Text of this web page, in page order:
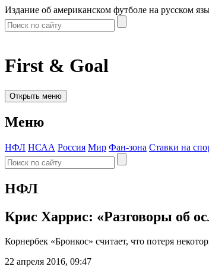
Издание об американском футболе на русском
First & Goal
Открыть меню
Меню
НФЛ НСАА Россия Мир Фан-зона Ставки на
НФЛ
Крис Харрис: «Разговоры об
Корнербек «Бронкос» считает, что потеря
22 апреля 2016, 09:47